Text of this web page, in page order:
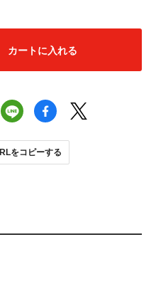
カートに入れる
をコピーする